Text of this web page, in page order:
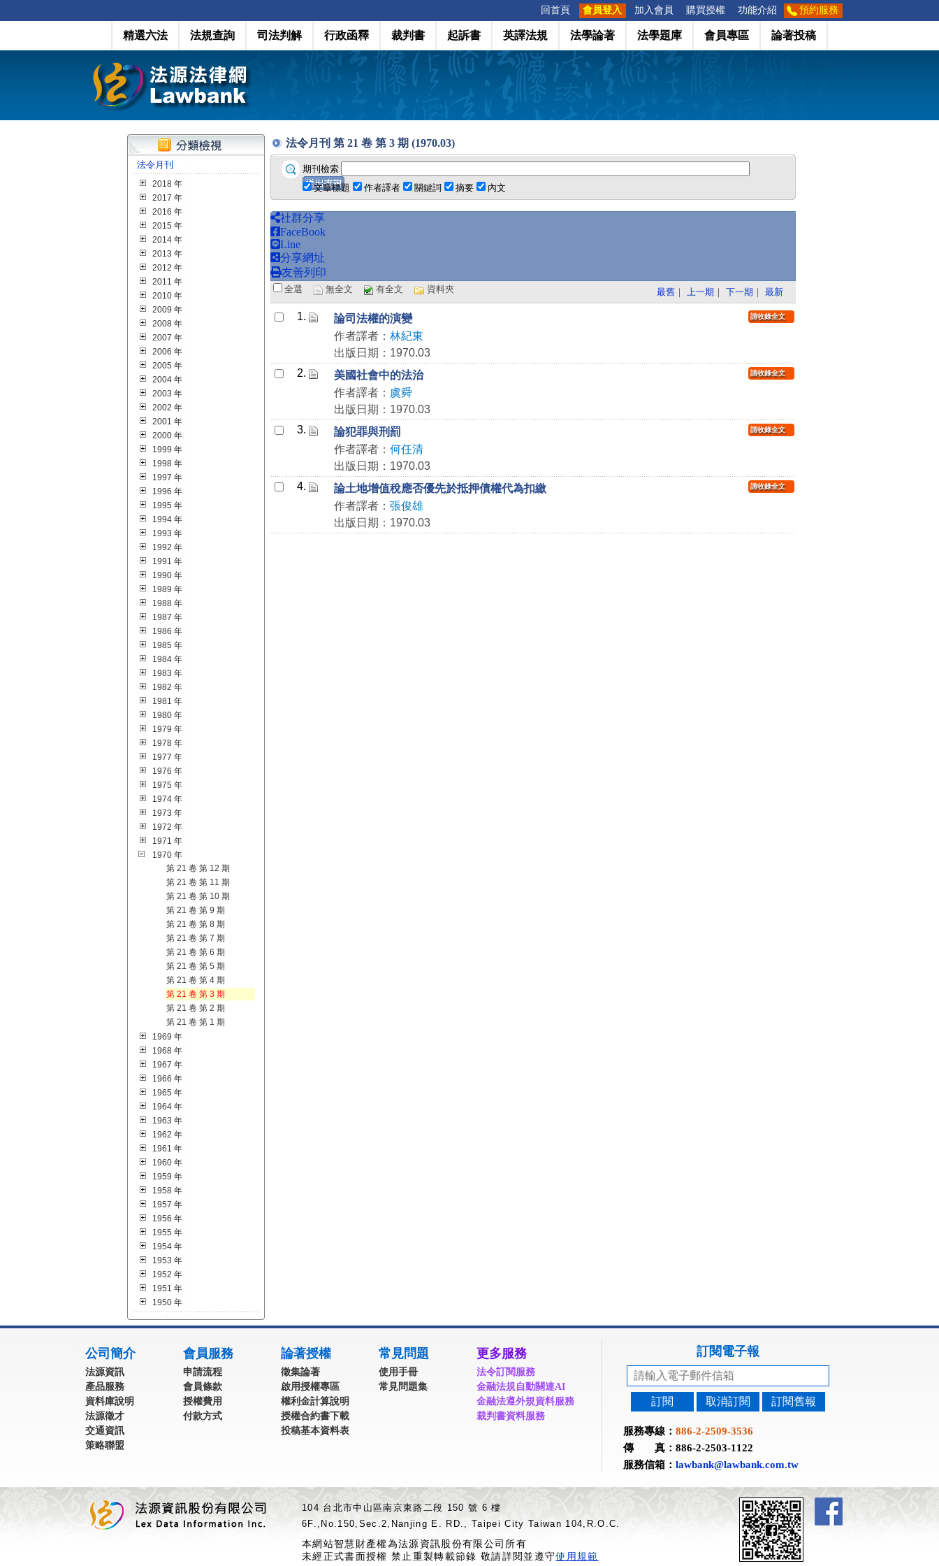
回首頁 會員登入 加入會員 購買授權 功能介紹 預約服務
精選六法 法規查詢 司法判解 行政函釋 裁判書 起訴書 英譯法規 法學論著 法學題庫 會員專區 論著投稿
法令月刊
2018 年
2017 年
2016 年
2015 年
2014 年
2013 年
2012 年
2011 年
2010 年
2009 年
2008 年
2007 年
2006 年
2005 年
2004 年
2003 年
2002 年
2001 年
2000 年
1999 年
1998 年
1997 年
1996 年
1995 年
1994 年
1993 年
1992 年
1991 年
1990 年
1989 年
1988 年
1987 年
1986 年
1985 年
1984 年
1983 年
1982 年
1981 年
1980 年
1979 年
1978 年
1977 年
1976 年
1975 年
1974 年
1973 年
1972 年
1971 年
1970 年
第 21 卷 第 12 期
第 21 卷 第 11 期
第 21 卷 第 10 期
第 21 卷 第 9 期
第 21 卷 第 8 期
第 21 卷 第 7 期
第 21 卷 第 6 期
第 21 卷 第 5 期
第 21 卷 第 4 期
第 21 卷 第 3 期
第 21 卷 第 2 期
第 21 卷 第 1 期
1969 年
1968 年
1967 年
1966 年
1965 年
1964 年
1963 年
1962 年
1961 年
1960 年
1959 年
1958 年
1957 年
1956 年
1955 年
1954 年
1953 年
1952 年
1951 年
1950 年
法令月刊 第 21 卷 第 3 期 (1970.03)
期刊檢索
文章標題
作者譯者 關鍵詞 摘要 內文
社群分享
FaceBook
Line
分享網址
友善列印
全選 無全文 有全文 資料夾 最舊 ｜ 上一期 ｜ 下一期 ｜ 最新
1.
論司法權的演變
作者譯者： 林紀東
出版日期：1970.03
請收錄全文
2.
美國社會中的法治
作者譯者： 虞舜
出版日期：1970.03
請收錄全文
3.
論犯罪與刑罰
作者譯者： 何任清
出版日期：1970.03
請收錄全文
4.
論土地增值稅應否優先於抵押債權代為扣繳
作者譯者： 張俊雄
出版日期：1970.03
請收錄全文
公司簡介
法源資訊
產品服務
資料庫說明
法源徵才
交通資訊
策略聯盟
會員服務
申請流程
會員條款
授權費用
付款方式
論著授權
徵集論著
啟用授權專區
權利金計算說明
授權合約書下載
投稿基本資料表
常見問題
使用手冊
常見問題集
更多服務
法令訂閱服務
金融法規自動關連AI
金融法遵外規資料服務
裁判書資料服務
訂閱電子報
訂閱 取消訂閱 訂閱舊報
服務專線： 886-2-2509-3536
傳 真：886-2-2503-1122
服務信箱： lawbank@lawbank.com.tw
104 台北市中山區南京東路二段 150 號 6 樓
6F.,No.150,Sec.2,Nanjing E. RD., Taipei City Taiwan 104,R.O.C.
本網站智慧財產權為法源資訊股份有限公司所有
未經正式書面授權 禁止重製轉載節錄 敬請詳閱並遵守使用規範